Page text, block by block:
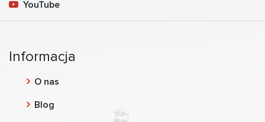
YouTube
Informacja
O nas
Blog